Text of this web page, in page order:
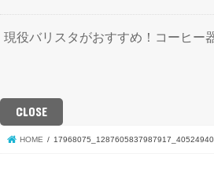
現役バリスタがおすすめ！コーヒー
CLOSE
HOME